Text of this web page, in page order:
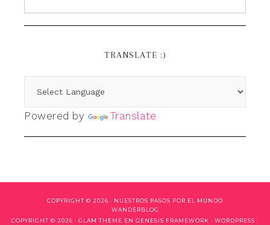
TRANSLATE :)
Powered by Translate
COPYRIGHT © 2026 · NUESTROS PASOS POR EL MUNDO
WANDERBLOG
COPYRIGHT © 2026 · GLAM THEME EN GENESIS FRAMEWORK · WORDPRESS ·